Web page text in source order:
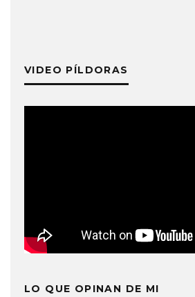
VIDEO PÍLDORAS
LO QUE OPINAN DE MI